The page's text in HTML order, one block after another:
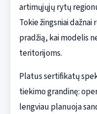
artimųjųjų rytų
Tokie žingsniai
pradžią, kai modelis
teritorijoms.
Platus sertifikatų
tiekimo grandinę:
lengviau planuoja